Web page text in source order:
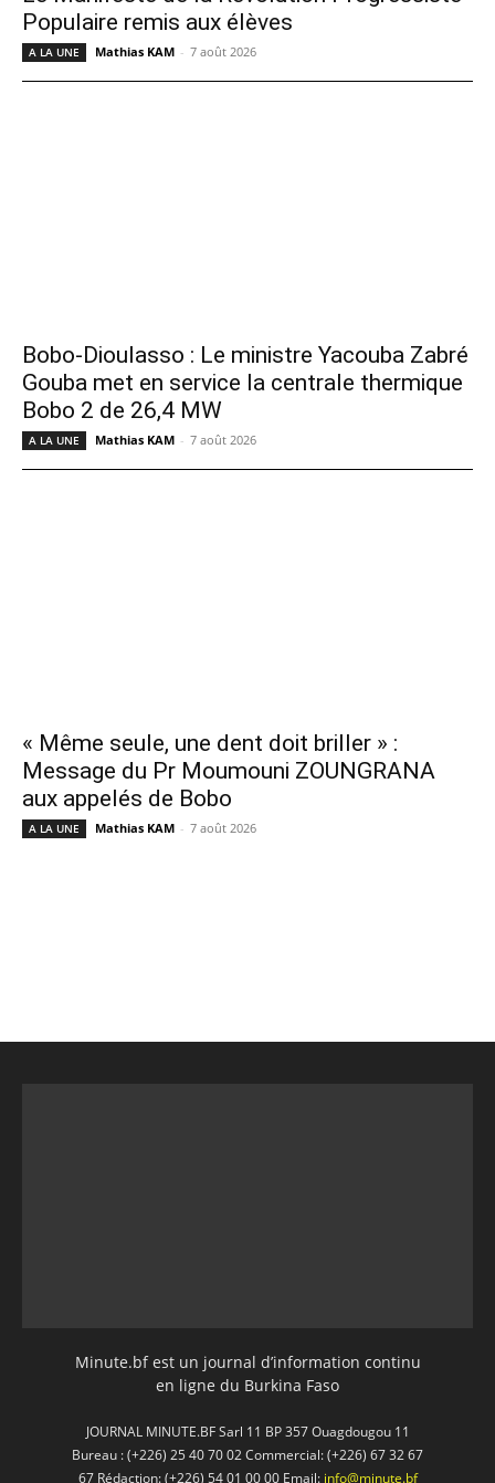
Populaire remis aux élèves
A LA UNE Mathias KAM - 7 août 2026
Bobo-Dioulasso : Le ministre Yacouba Zabré
Gouba met en service la centrale thermique
Bobo 2 de 26,4 MW
A LA UNE Mathias KAM - 7 août 2026
« Même seule, une dent doit briller » :
Message du Pr Moumouni ZOUNGRANA
aux appelés de Bobo
A LA UNE Mathias KAM - 7 août 2026
Minute.bf est un journal d’information continu
en ligne du Burkina Faso
JOURNAL MINUTE.BF Sarl 11 BP 357 Ouagdougou 11
Bureau : (+226) 25 40 70 02 Commercial: (+226) 67 32 67
67 Rédaction: (+226) 54 01 00 00 Email: info@minute.bf